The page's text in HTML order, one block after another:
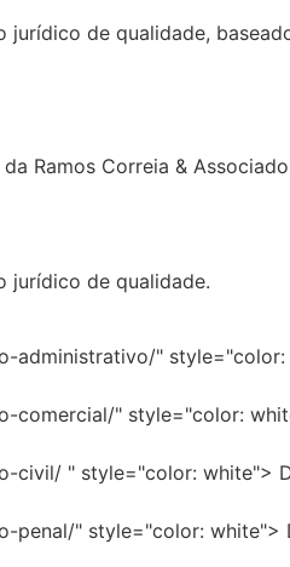
de qualidade,
Ramos Correia &
jurídico de qualidade.